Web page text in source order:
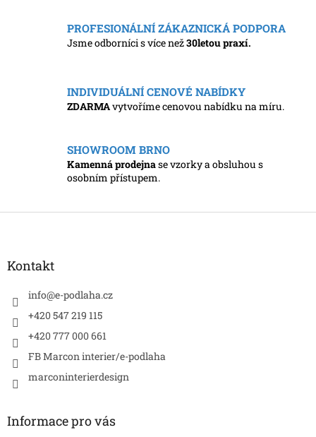
PROFESIONÁLNÍ ZÁKAZNICKÁ PODPORA
Jsme odborníci s více než30letou praxí.
INDIVIDUÁLNÍ CENOVÉ NABÍDKY
ZDARMAvytvoříme cenovou nabídku na míru.
SHOWROOM BRNO
Kamenná prodejnase vzorky a obsluhou s
osobním přístupem.
Z
Kontakt
info@e-podlaha.cz
+420 547 219 115
+420 777 000 661
FB Marcon interier/e-podlaha
marconinterierdesign
Informace pro vás